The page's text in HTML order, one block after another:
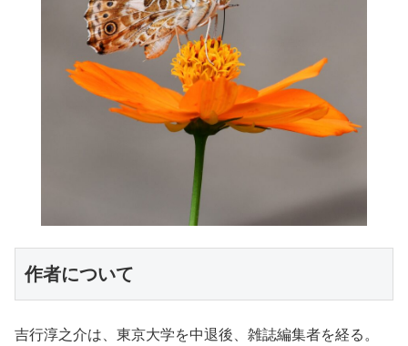
作者について
吉行淳之介は、東京大学を中退後、雑誌編集者を経る。